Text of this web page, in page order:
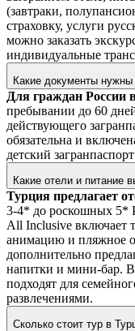
(завтраки,
страховку, услуги
можно заказать
индивидуальные
Какие документы
Для граждан России
пребывании до 60
действующего
обязательна и
детский
Какие отели и питание
Турция предлагает
3-4* до роскошных 5*
All Inclusive включает
анимацию и пляжное
дополнительно
напитки и мини-бар.
подходят для
развлечениями.
Сколько стоит тур в